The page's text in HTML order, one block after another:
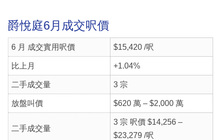
爵悅庭6月成交呎價
6 月 成交實用呎價 $15,420 /呎
比上月 +1.04%
二手成交量 3 宗
放盤叫價 $620 萬 – $2,000 萬
二手成交量
3 宗 呎價 $14,256 –
$23,279 /呎